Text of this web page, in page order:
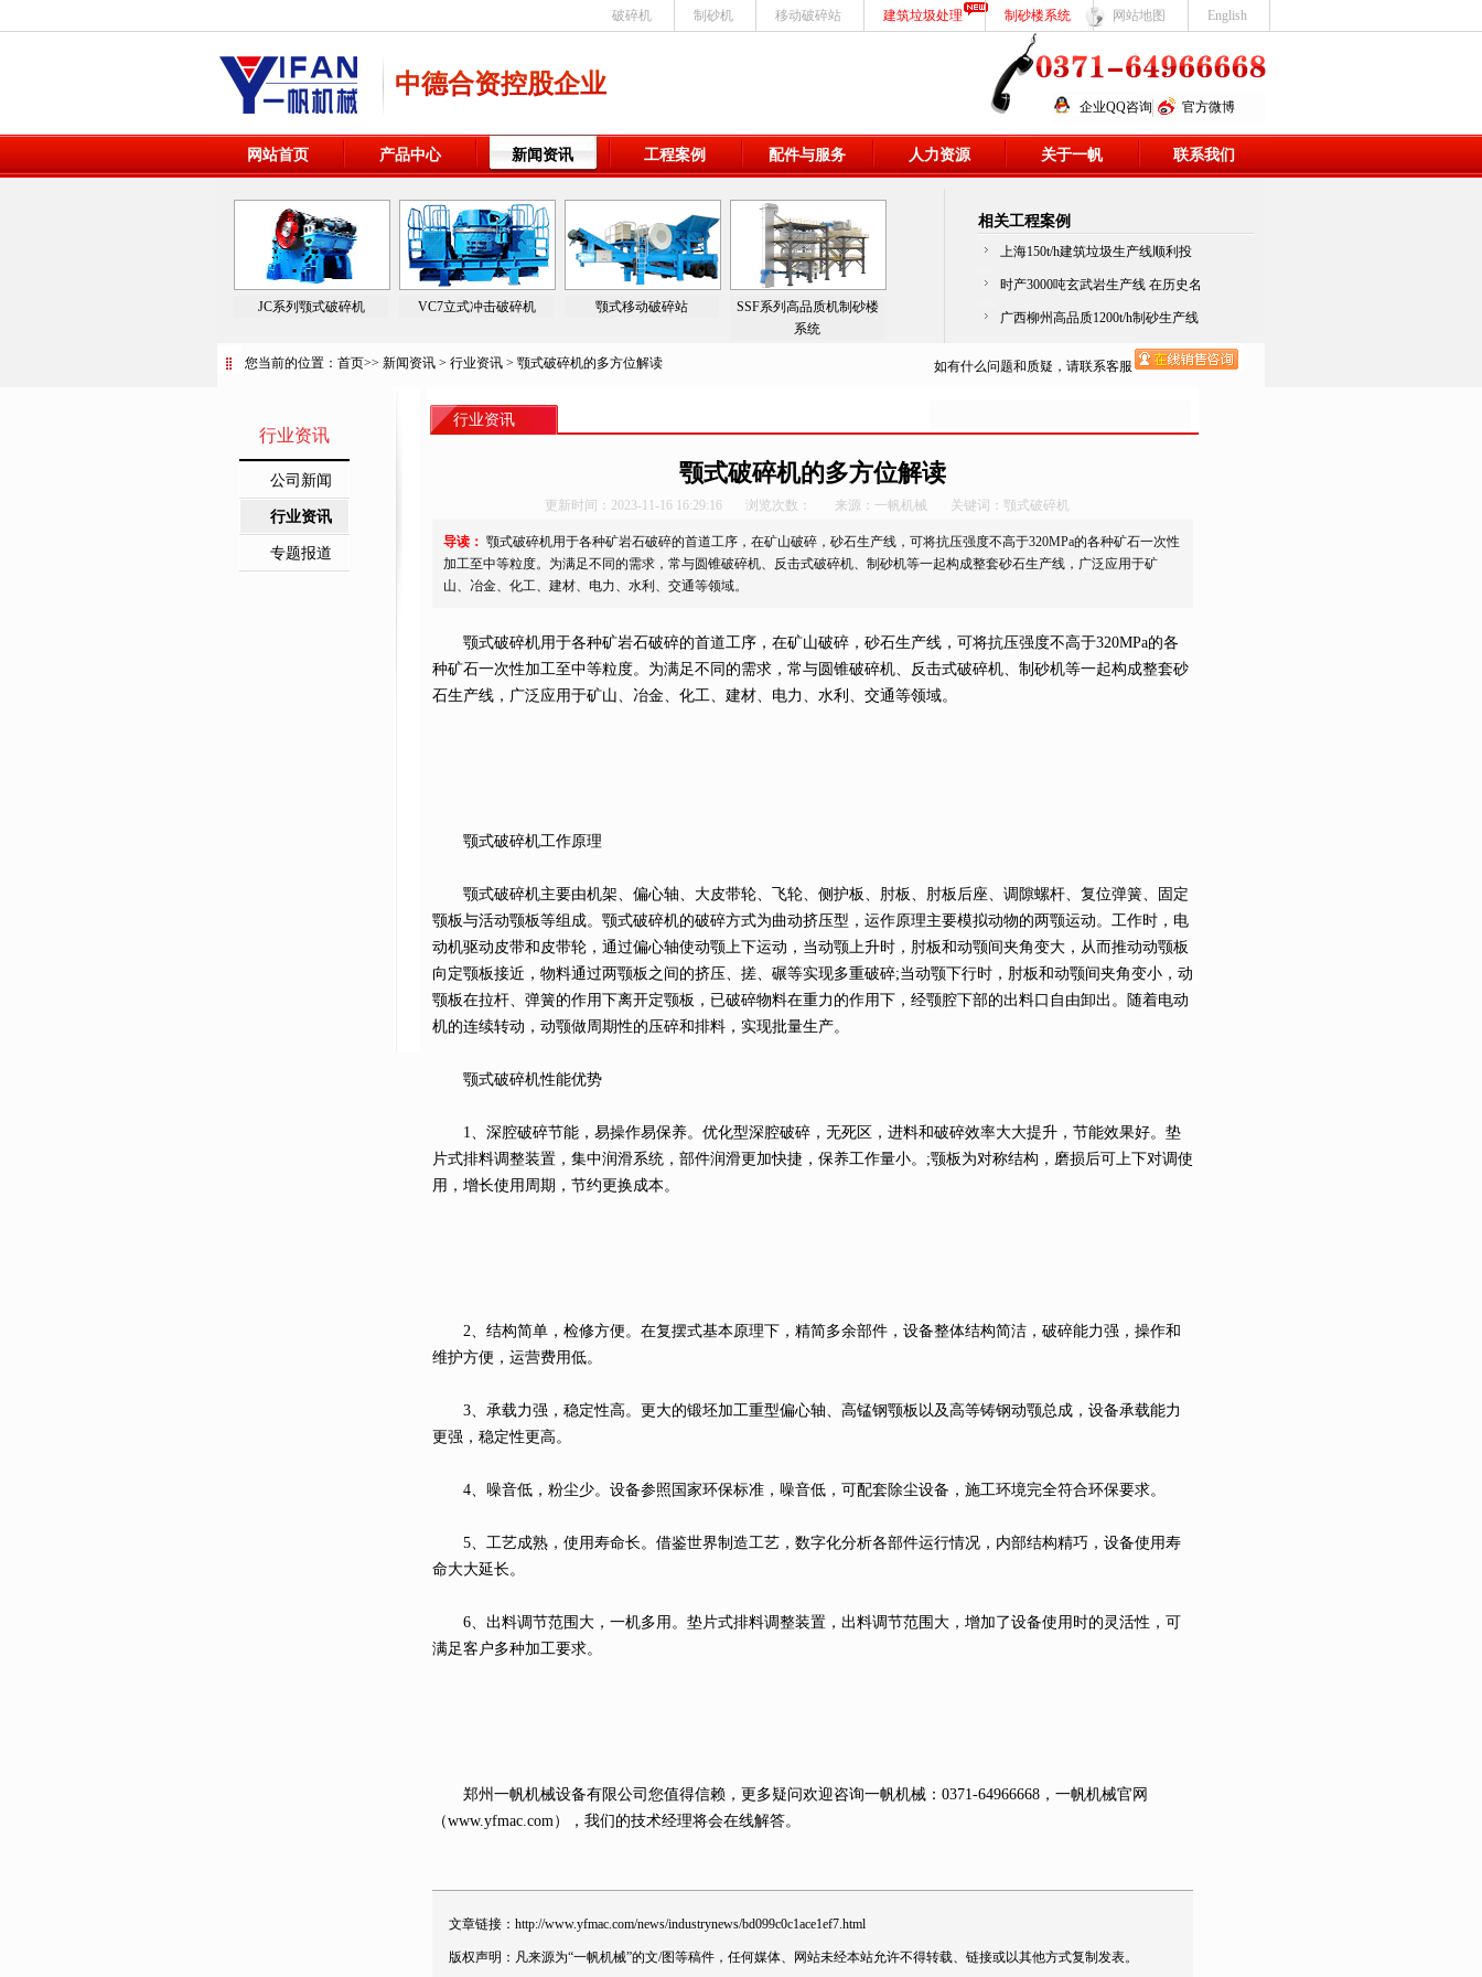
English
网站地图
制砂楼系统
建筑垃圾处理
移动破碎站
制砂机
破碎机
中德合资控股企业
企业QQ咨询 官方微博
网站首页 产品中心 新闻资讯 工程案例 配件与服务 人力资源 关于一帆 联系我们
JC系列颚式破碎机 VC7立式冲击破碎机 颚式移动破碎站
SSF系列高品质机制砂楼
系统
相关工程案例
上海150t/h建筑垃圾生产线顺利投
时产3000吨玄武岩生产线 在历史名
广西柳州高品质1200t/h制砂生产线
您当前的位置： 首页>> 新闻资讯 > 行业资讯 > 颚式破碎机的多方位解读 如有什么问题和质疑，请联系客服
行业资讯
公司新闻
行业资讯
专题报道
行业资讯
颚式破碎机的多方位解读
更新时间：2023-11-16 16:29:16 浏览次数： 来源：一帆机械 关键词：颚式破碎机
导读： 颚式破碎机用于各种矿岩石破碎的首道工序，在矿山破碎，砂石生产线，可将抗压强度不高于320MPa的各种矿石一次性
加工至中等粒度。为满足不同的需求，常与圆锥破碎机、反击式破碎机、制砂机等一起构成整套砂石生产线，广泛应用于矿
山、冶金、化工、建材、电力、水利、交通等领域。
颚式破碎机用于各种矿岩石破碎的首道工序，在矿山破碎，砂石生产线，可将抗压强度不高于320MPa的各
种矿石一次性加工至中等粒度。为满足不同的需求，常与圆锥破碎机、反击式破碎机、制砂机等一起构成整套砂
石生产线，广泛应用于矿山、冶金、化工、建材、电力、水利、交通等领域。
颚式破碎机工作原理
颚式破碎机主要由机架、偏心轴、大皮带轮、飞轮、侧护板、肘板、肘板后座、调隙螺杆、复位弹簧、固定
颚板与活动颚板等组成。颚式破碎机的破碎方式为曲动挤压型，运作原理主要模拟动物的两颚运动。工作时，电
动机驱动皮带和皮带轮，通过偏心轴使动颚上下运动，当动颚上升时，肘板和动颚间夹角变大，从而推动动颚板
向定颚板接近，物料通过两颚板之间的挤压、搓、碾等实现多重破碎;当动颚下行时，肘板和动颚间夹角变小，动
颚板在拉杆、弹簧的作用下离开定颚板，已破碎物料在重力的作用下，经颚腔下部的出料口自由卸出。随着电动
机的连续转动，动颚做周期性的压碎和排料，实现批量生产。
颚式破碎机性能优势
1、深腔破碎节能，易操作易保养。优化型深腔破碎，无死区，进料和破碎效率大大提升，节能效果好。垫
片式排料调整装置，集中润滑系统，部件润滑更加快捷，保养工作量小。;颚板为对称结构，磨损后可上下对调使
用，增长使用周期，节约更换成本。
2、结构简单，检修方便。在复摆式基本原理下，精简多余部件，设备整体结构简洁，破碎能力强，操作和
维护方便，运营费用低。
3、承载力强，稳定性高。更大的锻坯加工重型偏心轴、高锰钢颚板以及高等铸钢动颚总成，设备承载能力
更强，稳定性更高。
4、噪音低，粉尘少。设备参照国家环保标准，噪音低，可配套除尘设备，施工环境完全符合环保要求。
5、工艺成熟，使用寿命长。借鉴世界制造工艺，数字化分析各部件运行情况，内部结构精巧，设备使用寿
命大大延长。
6、出料调节范围大，一机多用。垫片式排料调整装置，出料调节范围大，增加了设备使用时的灵活性，可
满足客户多种加工要求。
郑州一帆机械设备有限公司您值得信赖，更多疑问欢迎咨询一帆机械：0371-64966668，一帆机械官网
（www.yfmac.com），我们的技术经理将会在线解答。
文章链接： http://www.yfmac.com/news/industrynews/bd099c0c1ace1ef7.html
版权声明：凡来源为“一帆机械”的文/图等稿件，任何媒体、网站未经本站允许不得转载、链接或以其他方式复制发表。